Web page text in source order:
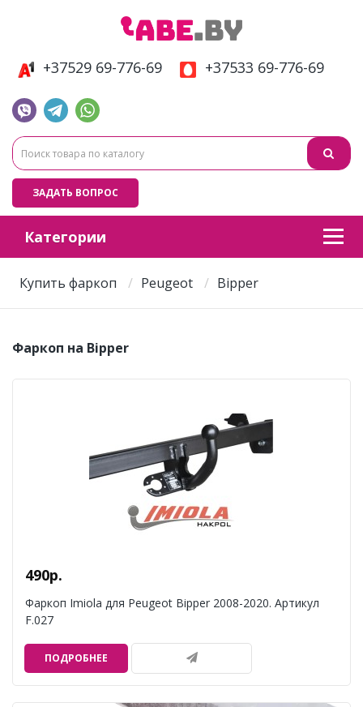
+37529 69-776-69 +37533 69-776-69
ЗАДАТЬ ВОПРОС
Категории
Купить фаркоп Peugeot Bipper
Фаркоп на Bipper
490р.
Фаркоп Imiola для Peugeot Bipper 2008-2020. Артикул
F.027
ПОДРОБНЕЕ